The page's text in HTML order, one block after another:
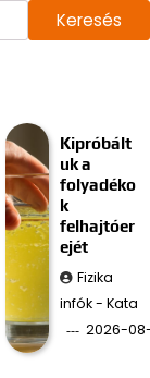
Keresés
Kipróbált
uk a
folyadéko
k
felhajtóer
ejét
Fizika
infók - Kata
2026-